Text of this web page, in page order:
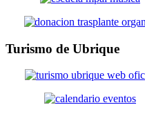
Turismo de Ubrique